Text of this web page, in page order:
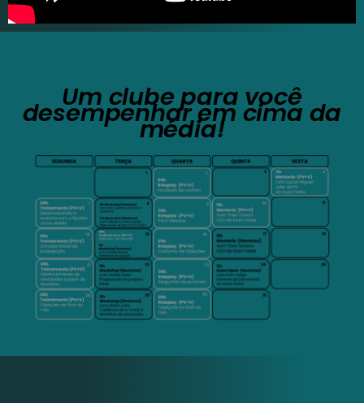
Um clube para você
desempenhar em cima da
média!